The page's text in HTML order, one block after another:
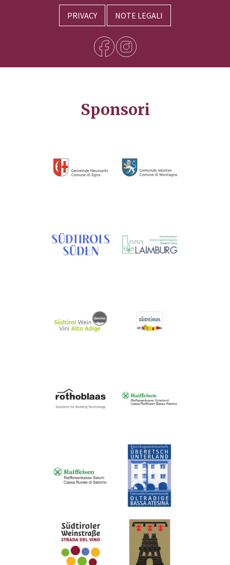
PRIVACY NOTE LEGALI
Sponsori